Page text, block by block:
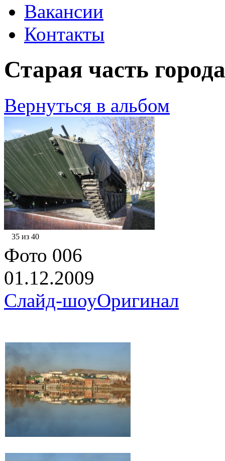
Вакансии
Контакты
Старая часть
Вернуться в альбом
35 из 40
Фото 006
01.12.2009
Слайд-шоуОригинал